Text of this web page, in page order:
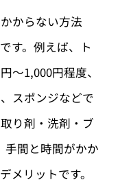
からない方法
す。例えば、ト
〜1,000円程度、
スポンジなどで
り剤・洗剤・ブ
手間と時間がかか
メリットです。